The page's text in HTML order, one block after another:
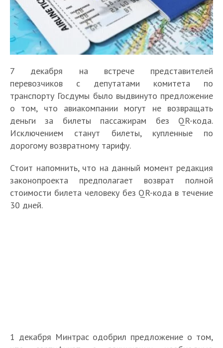
7 декабря на встрече представителей
перевозчиков с депутатами комитета по
транспорту Госдумы было выдвинуто предложение
о том, что авиакомпании могут не возвращать
деньги за билеты пассажирам без QR-кода.
Исключением станут билеты, купленные по
дорогому возвратному тарифу.
Стоит напомнить, что на данный момент редакция
законопроекта предполагает возврат полной
стоимости билета человеку без QR-кода в течение
30 дней.
1 декабря Минтрас одобрил предложение о том,